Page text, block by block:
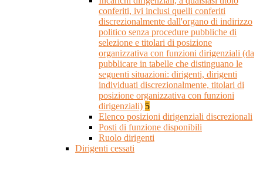
conferiti, ivi inclusi quelli conferiti
discrezionalmente dall'organo di indirizzo
politico senza procedure pubbliche di
selezione e titolari di posizione
organizzativa con funzioni dirigenziali (da
pubblicare in tabelle che distinguano le
seguenti situazioni: dirigenti, dirigenti
individuati discrezionalmente, titolari di
posizione organizzativa con funzioni
dirigenziali) 5
Elenco posizioni dirigenziali discrezionali
Posti di funzione disponibili
Ruolo dirigenti
Dirigenti cessati